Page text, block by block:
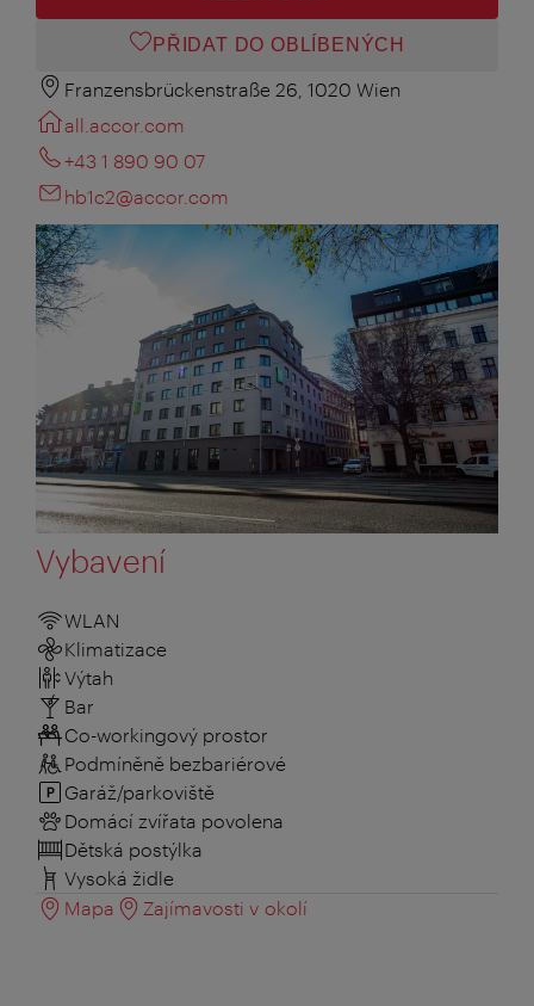
PŘIDAT DO OBLÍBENÝCH
Franzensbrückenstraße 26, 1020 Wien
all.accor.com
+43 1 890 90 07
hb1c2@accor.com
Vybavení
WLAN
Klimatizace
Výtah
Bar
Co-workingový prostor
Podmíněně bezbariérové
Garáž/parkoviště
Domácí zvířata povolena
Dětská postýlka
Vysoká židle
Mapa
Zajímavosti v okolí